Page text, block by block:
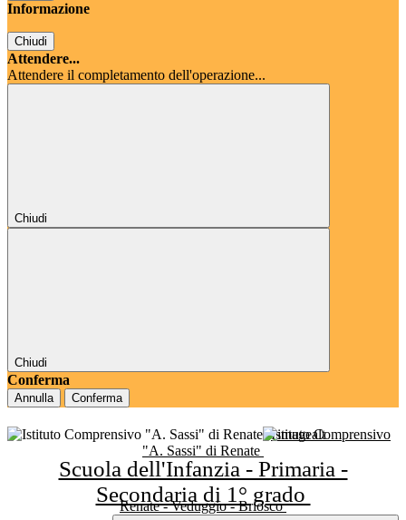
Informazione
Chiudi
Attendere...
Attendere il completamento dell'operazione...
Chiudi
Chiudi
Conferma
Annulla Conferma
Istituto Comprensivo
"A. Sassi" di Renate
Scuola dell'Infanzia - Primaria -
Secondaria di 1° grado
Renate - Veduggio - Briosco